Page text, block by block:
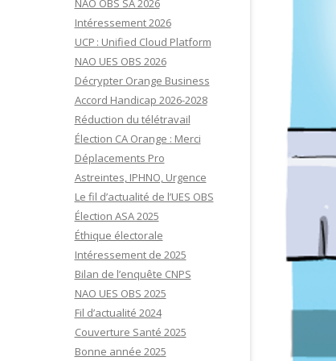
Intéressement 2026
UCP : Unified Cloud Platform
NAO UES OBS 2026
Décrypter Orange Business
Accord Handicap 2026-2028
Réduction du télétravail
Élection CA Orange : Merci
Déplacements Pro
Astreintes, IPHNO, Urgence
Le fil d’actualité de l’UES OBS
Élection ASA 2025
Éthique électorale
Intéressement de 2025
Bilan de l’enquête CNPS
NAO UES OBS 2025
Fil d’actualité 2024
Couverture Santé 2025
Bonne année 2025